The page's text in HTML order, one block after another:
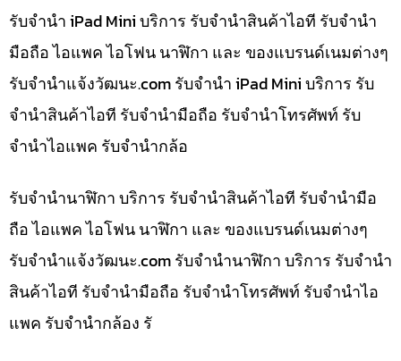
รับจำนำ iPad Mini บริการ รับจำนำสินค้าไอที รับจำนำ
มือถือ ไอแพค ไอโฟน นาฬิกา และ ของแบรนด์เนมต่างๆ
รับจํานําแจ้งวัฒนะ.com รับจำนำ iPad Mini บริการ รับ
จำนำสินค้าไอที รับจำนำมือถือ รับจำนำโทรศัพท์ รับ
จำนำไอแพค รับจำนำกล้อ
รับจำนำนาฬิกา บริการ รับจำนำสินค้าไอที รับจำนำมือ
ถือ ไอแพค ไอโฟน นาฬิกา และ ของแบรนด์เนมต่างๆ
รับจํานําแจ้งวัฒนะ.com รับจำนำนาฬิกา บริการ รับจำนำ
สินค้าไอที รับจำนำมือถือ รับจำนำโทรศัพท์ รับจำนำไอ
แพค รับจำนำกล้อง รั